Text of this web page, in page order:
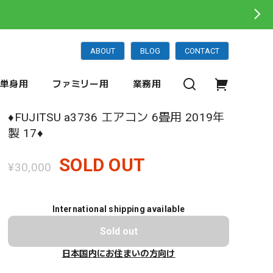
ABOUT BLOG CONTACT
単身用 ファミリー用 業務用
♦️FUJITSU a3736 エアコン 6畳用 2019年
製 17♦️
¥30,000 SOLD OUT
International shipping available
Sold out
日本国内にお住まいの方向け